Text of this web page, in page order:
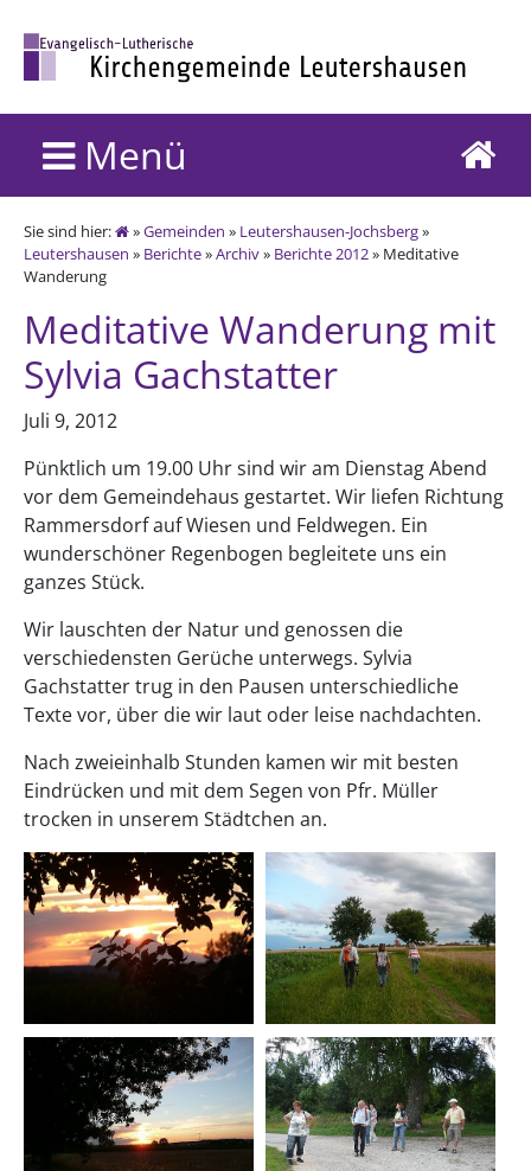
Menü
Sie sind hier: »Gemeinden » Leutershausen-Jochsberg»
Leutershausen » Berichte»Archiv» Berichte 2012» Meditative
Wanderung
Meditative Wanderung mit
Sylvia Gachstatter
Juli 9, 2012
Pünktlich um 19.00 Uhr sind wir am Dienstag Abend
vor dem Gemeindehaus gestartet. Wir liefen Richtung
Rammersdorf auf Wiesen und Feldwegen. Ein
wunderschöner Regenbogen begleitete uns ein
ganzes Stück.
Wir lauschten der Natur und genossen die
verschiedensten Gerüche unterwegs. Sylvia
Gachstatter trug in den Pausen unterschiedliche
Texte vor, über die wir laut oder leise nachdachten.
Nach zweieinhalb Stunden kamen wir mit besten
Eindrücken und mit dem Segen von Pfr. Müller
trocken in unserem Städtchen an.